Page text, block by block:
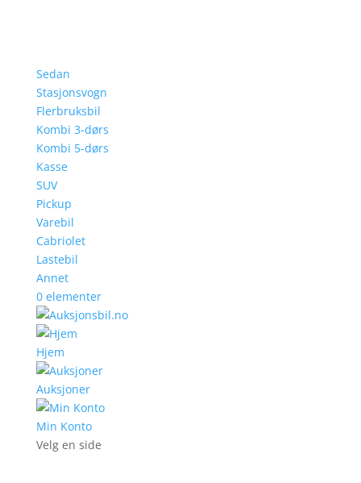
Sedan
Stasjonsvogn
Flerbruksbil
Kombi 3-dørs
Kombi 5-dørs
Kasse
SUV
Pickup
Varebil
Cabriolet
Lastebil
Annet
0 elementer
Hjem
Auksjoner
Min Konto
Velg en side